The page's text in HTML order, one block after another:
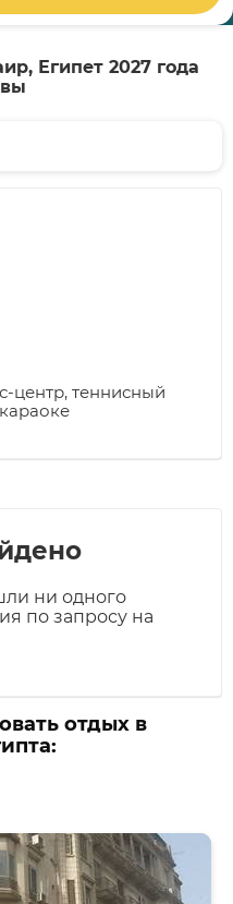
Египет 2027 года
центр, теннисный
ни одного
по запросу на
отдых в